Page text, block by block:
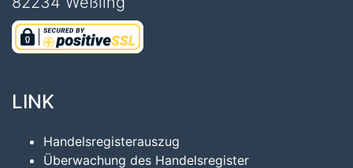
LINK
Handelsregisterauszug
Überwachung des Handelsregister